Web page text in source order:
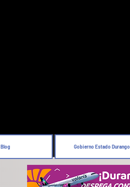
Blog Gobierno Estado Durango